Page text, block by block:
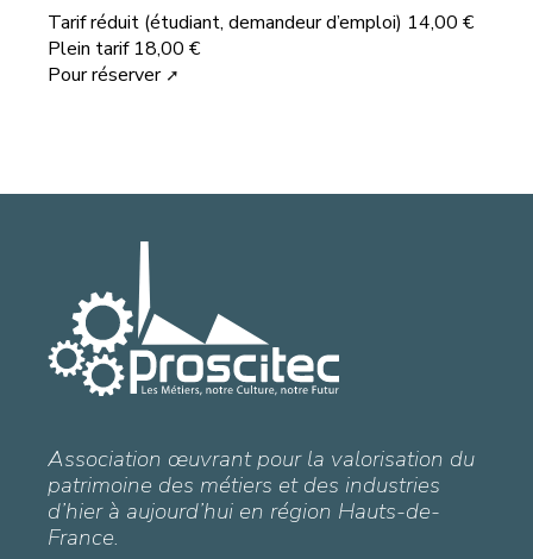
Tarif réduit (étudiant, demandeur d’emploi) 14,00 €
Plein tarif 18,00 €
Pour réserver
Association œuvrant pour la valorisation du
patrimoine des métiers et des industries
d’hier à aujourd’hui en région Hauts-de-
France.